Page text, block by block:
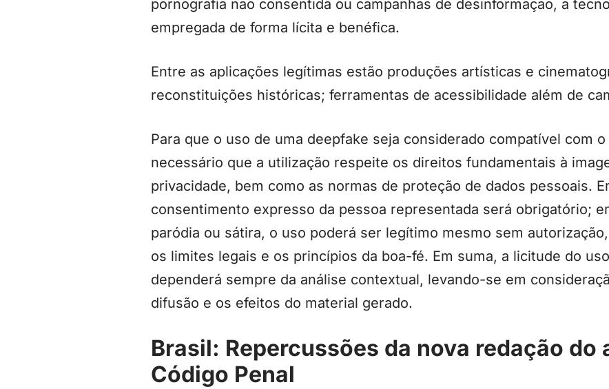
pornografia não consentida ou campanhas de desinformação, a
empregada de forma lícita e benéfica.
Entre as aplicações legítimas estão produções artísticas e
reconstituições históricas; ferramentas de acessibilidade além de
Para que o uso de uma deepfake seja considerado compatível com
necessário que a utilização respeite os direitos fundamentais à
privacidade, bem como as normas de proteção de dados pessoais.
consentimento expresso da pessoa representada será obrigatório;
paródia ou sátira, o uso poderá ser legítimo mesmo sem
os limites legais e os princípios da boa-fé. Em suma, a licitude do
dependerá sempre da análise contextual, levando-se em
difusão e os efeitos do material gerado.
Brasil: Repercussões da nova redação do
Código Penal